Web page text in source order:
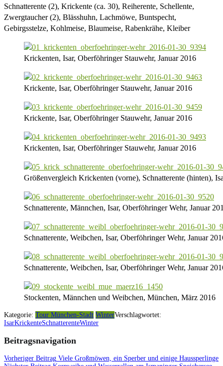
Schnatterente (2), Krickente (ca. 30), Reiherente, Schellente,
Zwergtaucher (2), Blässhuhn, Lachmöwe, Buntspecht,
Gebirgsstelze, Kohlmeise, Blaumeise, Rabenkrähe, Kleiber
Krickenten, Isar, Oberföhringer Stauwehr, Januar 2016
Krickente, Isar, Oberföhringer Stauwehr, Januar 2016
Krickente, Isar, Oberföhringer Stauwehr, Januar 2016
Krickenten, Isar, Oberföhringer Stauwehr, Januar 2016
Größenvergleich Krickenten (vorne), Schnatterente (hinten),
Schnatterente, Männchen, Isar, Oberföhringer Wehr, Januar
Schnatterente, Weibchen, Isar, Oberföhringer Wehr, Januar
Schnatterente, Weibchen, Isar, Oberföhringer Wehr, Januar
Stockenten, Männchen und Weibchen, München, März 2016
Kategorie: Tour München-Stadt WinterVerschlagwortet:
IsarKrickenteSchnatterenteWinter
Beitragsnavigation
Vorheriger Beitrag Viele Großmöwen, ein Sperber und einige Haussperlinge